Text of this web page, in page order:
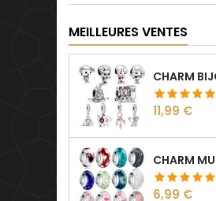
MEILLEURES VENTES
Prix
11,99 €
Prix
6,99 €